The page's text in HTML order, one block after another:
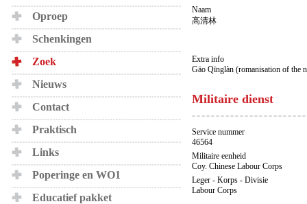
Oproep
Schenkingen
Zoek
Nieuws
Contact
Praktisch
Links
Poperinge en WO1
Educatief pakket
Naam
高清林
Extra info
Gāo Qīnglà­n (romanisation of the
Militaire dienst
Service nummer
46564
Militaire eenheid
Coy. Chinese Labour Corps
Leger - Korps - Divisie
Labour Corps